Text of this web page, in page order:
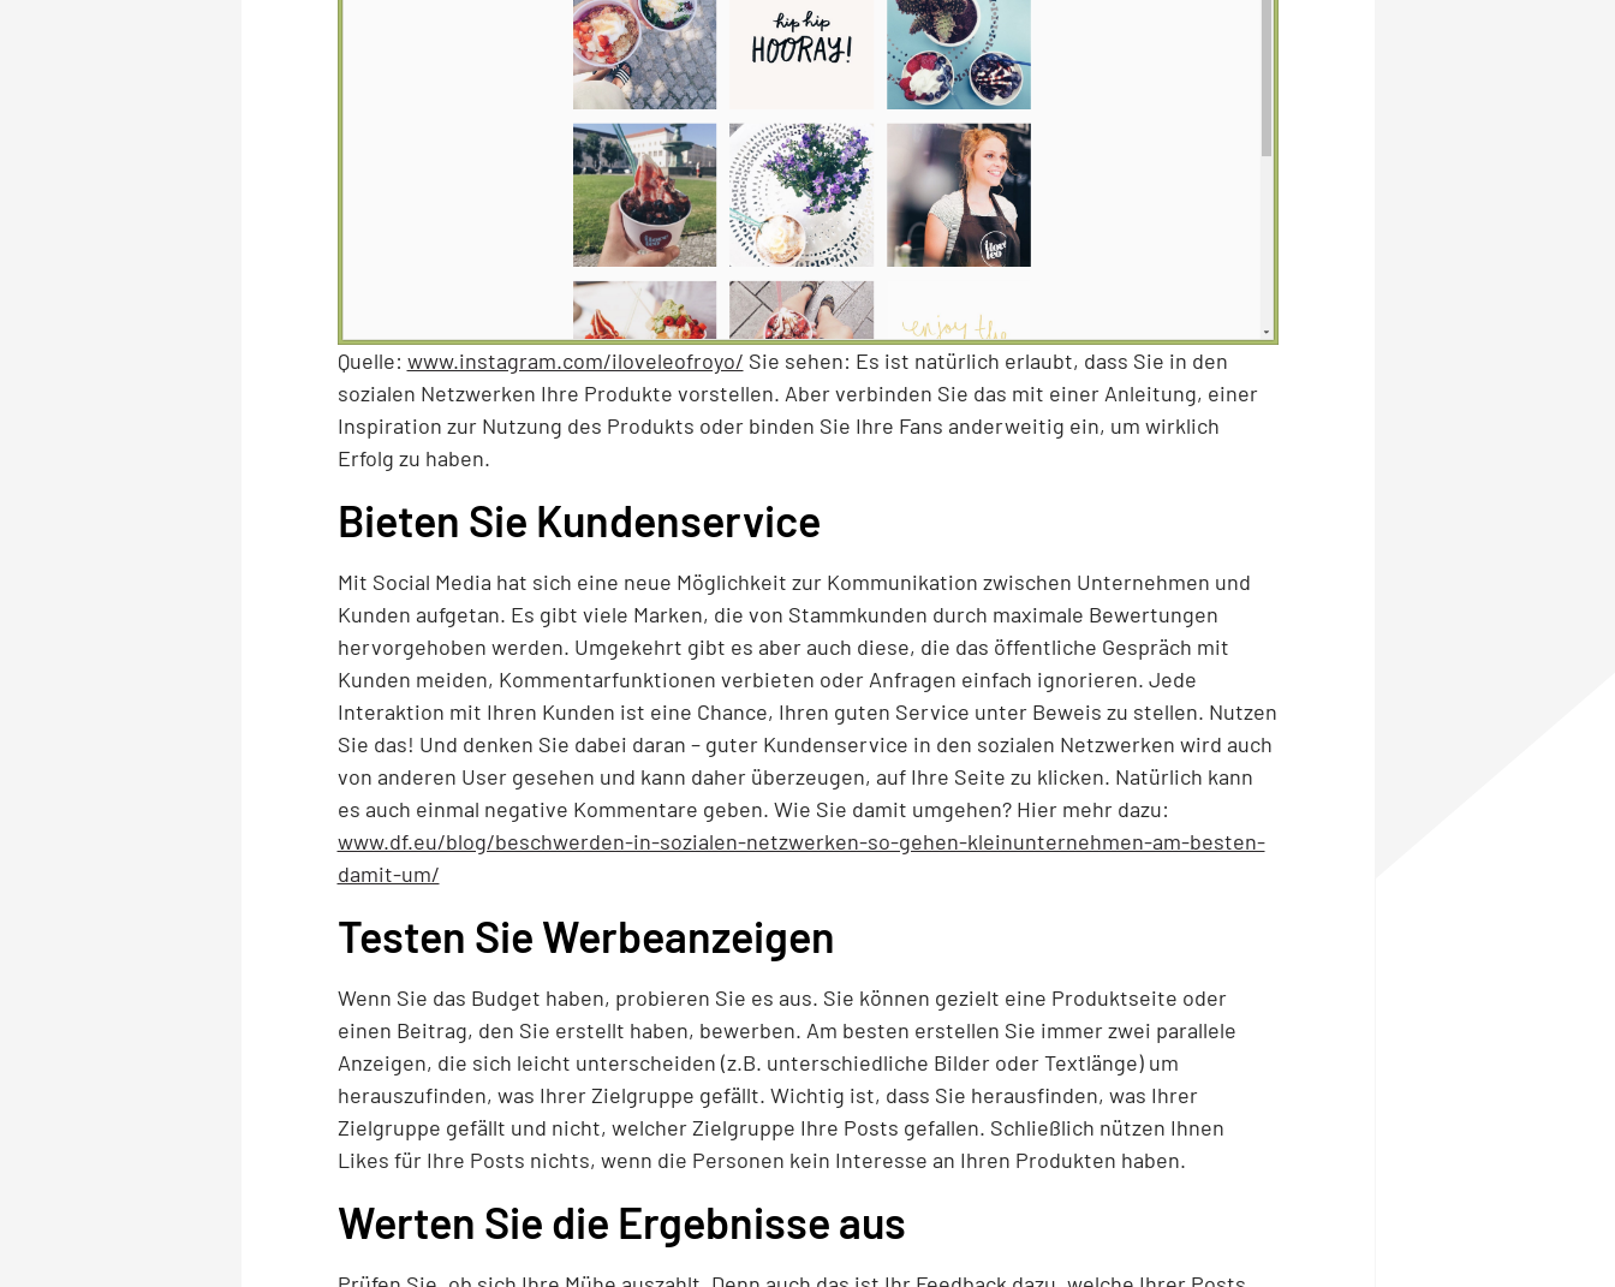
Quelle: www.instagram.com/iloveleofroyo/ Sie sehen: Es ist natürlich erlaubt, dass Sie in den
sozialen Netzwerken Ihre Produkte vorstellen. Aber verbinden Sie das mit einer Anleitung, einer
Inspiration zur Nutzung des Produkts oder binden Sie Ihre Fans anderweitig ein, um wirklich
Erfolg zu haben.
Bieten Sie Kundenservice
Mit Social Media hat sich eine neue Möglichkeit zur Kommunikation zwischen Unternehmen und
Kunden aufgetan. Es gibt viele Marken, die von Stammkunden durch maximale Bewertungen
hervorgehoben werden. Umgekehrt gibt es aber auch diese, die das öffentliche Gespräch mit
Kunden meiden, Kommentarfunktionen verbieten oder Anfragen einfach ignorieren. Jede
Interaktion mit Ihren Kunden ist eine Chance, Ihren guten Service unter Beweis zu stellen. Nutzen
Sie das! Und denken Sie dabei daran – guter Kundenservice in den sozialen Netzwerken wird auch
von anderen User gesehen und kann daher überzeugen, auf Ihre Seite zu klicken. Natürlich kann
es auch einmal negative Kommentare geben. Wie Sie damit umgehen? Hier mehr dazu:
www.df.eu/blog/beschwerden-in-sozialen-netzwerken-so-gehen-kleinunternehmen-am-besten-
damit-um/
Testen Sie Werbeanzeigen
Wenn Sie das Budget haben, probieren Sie es aus. Sie können gezielt eine Produktseite oder
einen Beitrag, den Sie erstellt haben, bewerben. Am besten erstellen Sie immer zwei parallele
Anzeigen, die sich leicht unterscheiden (z.B. unterschiedliche Bilder oder Textlänge) um
herauszufinden, was Ihrer Zielgruppe gefällt. Wichtig ist, dass Sie herausfinden, was Ihrer
Zielgruppe gefällt und nicht, welcher Zielgruppe Ihre Posts gefallen. Schließlich nützen Ihnen
Likes für Ihre Posts nichts, wenn die Personen kein Interesse an Ihren Produkten haben.
Werten Sie die Ergebnisse aus